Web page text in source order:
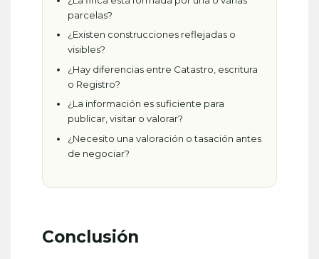
parcelas?
¿Existen construcciones reflejadas o
visibles?
¿Hay diferencias entre Catastro, escritura
o Registro?
¿La información es suficiente para
publicar, visitar o valorar?
¿Necesito una valoración o tasación antes
de negociar?
Conclusión